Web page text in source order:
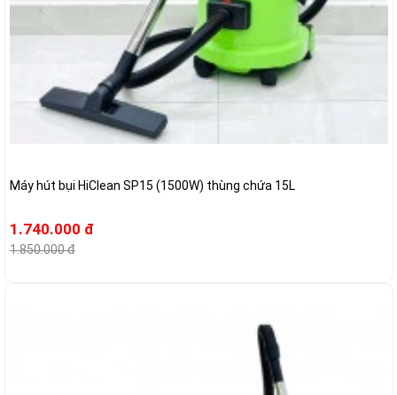
Máy hút bụi HiClean SP15 (1500W) thùng chứa 15L
1.740.000 đ
1.850.000 đ